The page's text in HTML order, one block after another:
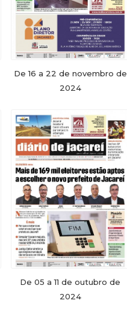
De 16 a 22 de novembro de
2024
De 05 a 11 de outubro de
2024